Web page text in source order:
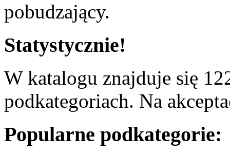
pobudzający.
Statystycznie!
W katalogu znajduje się
podkategoriach. Na
Popularne podkategorie: